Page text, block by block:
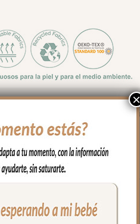
de cabina. La forma de la
las rozaduras de los zapatitos y
transpirabilidad. Por el
parte de arriba del respaldo.
×